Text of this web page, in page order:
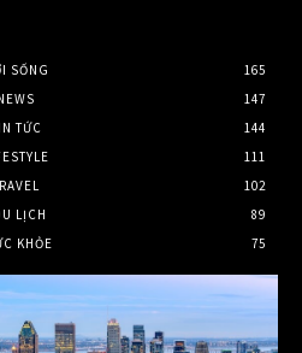
SỐNG
165
147
TỨC
144
111
102
LỊCH
89
KHỎE
75